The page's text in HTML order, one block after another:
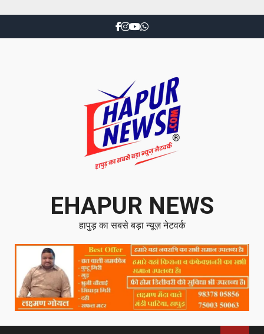
EHAPUR NEWS
हापुड़ का सबसे बड़ा न्यूज़ नेटवर्क